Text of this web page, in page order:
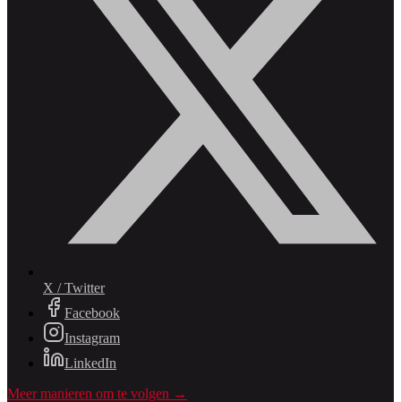
X / Twitter
Facebook
Instagram
LinkedIn
Meer manieren om te volgen →